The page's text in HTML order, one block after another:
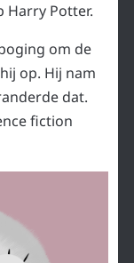
Harry Potter.
om de
op. Hij nam
dat.
fiction